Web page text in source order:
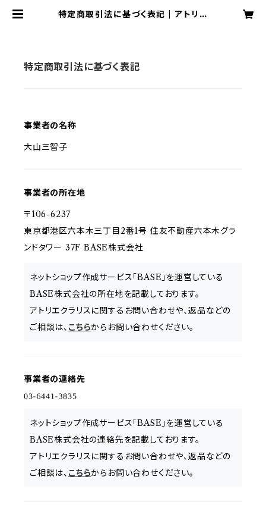
特定商取引法に基づく表記 | アトリエ
特定商取引法に基づく表記
事業者の名称
大山三智子
事業者の所在地
〒106-6237
東京都港区六本木三丁目2番1号 住友不動産六本木グラ
ンドタワー 37F BASE株式会社
ネットショップ作成サービス「BASE」を運営している
BASE株式会社の所在地を記載しております。
アトリエクラリスに関するお問い合わせや、返品などの
ご相談は、 こちらからお問い合わせください。
事業者の連絡先
ネットショップ作成サービス「BASE」を運営している
BASE株式会社の連絡先を記載しております。
アトリエクラリスに関するお問い合わせや、返品などの
ご相談は、 こちらからお問い合わせください。